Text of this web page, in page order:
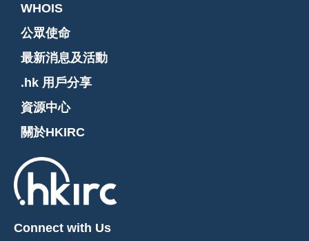
WHOIS
公眾使命
最新消息及活動
.hk 用戶分享
資源中心
關於HKIRC
Connect with Us